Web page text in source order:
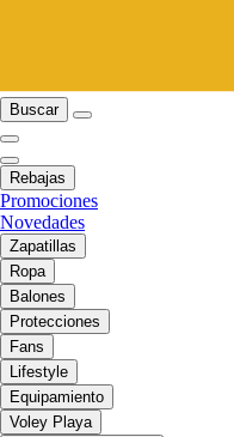
Buscar
Rebajas
Promociones
Novedades
Zapatillas
Ropa
Balones
Protecciones
Fans
Lifestyle
Equipamiento
Voley Playa